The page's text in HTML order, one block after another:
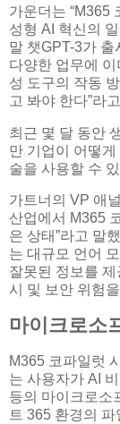
가운더는 “M365
성형 AI 혁신의
말 챗GPT-3가 출
다양한 업무에
성 도구의 작동
고 봐야 한다”라
최근 몇 달 동안
만 기업이 어떻게
술을 사용할 수
가트너의 VP 애
산업에서 M365
은 상태”라고 말
는 대규모 언어
잘못된 정보를
시 및 보안 위험
마이크로소
M365 코파일럿
는 사용자가 AI
등의 마이크로소
트 365 환경의